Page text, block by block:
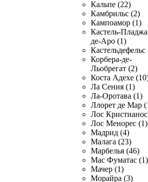
Кальпе (22)
Камбрильс (2)
Кампоамор (1)
Кастель-
де-Аро (1)
Кастельдефельс
Корбера-де-
Льобрегат (2)
Коста Адехе
Ла Сения (1)
Ла-Оротава (1)
Ллорет де Мар
Лос
Лос Менорес (1)
Мадрид (4)
Малага (23)
Марбелья (46)
Мас Фуматас (1)
Мачер (1)
Морайра (3)